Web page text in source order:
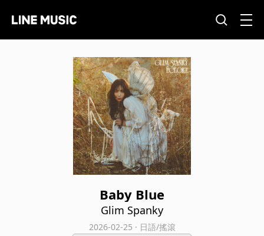
Baby Blue
Glim Spanky
2026-02-25 · 日語/搖滾